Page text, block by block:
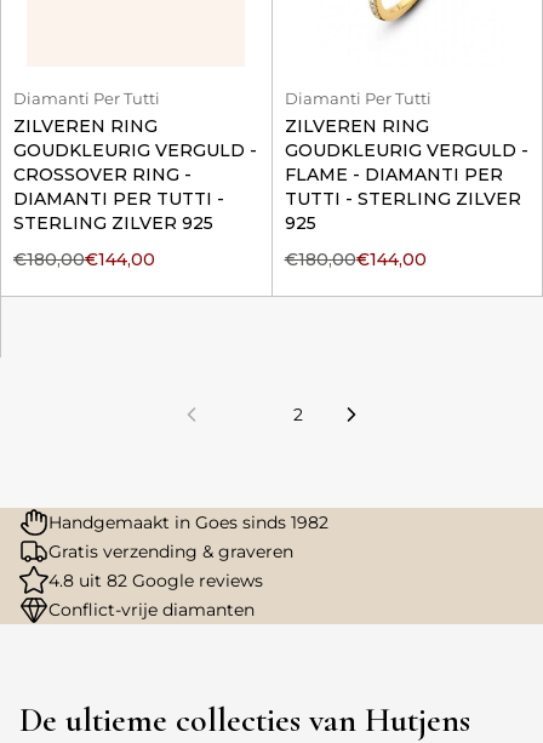
Diamanti Per Tutti
ZILVEREN RING
GOUDKLEURIG VERGULD -
CROSSOVER RING -
DIAMANTI PER TUTTI -
STERLING ZILVER 925
€144,00
€180,00
Diamanti Per Tutti
ZILVEREN RING
GOUDKLEURIG VERGULD -
FLAME - DIAMANTI PER
TUTTI - STERLING ZILVER
925
€144,00
€180,00
2
Handgemaakt in Goes sinds 1982
Gratis verzending & graveren
4.8 uit 82 Google reviews
Conflict-vrije diamanten
De ultieme collecties van Hutjens